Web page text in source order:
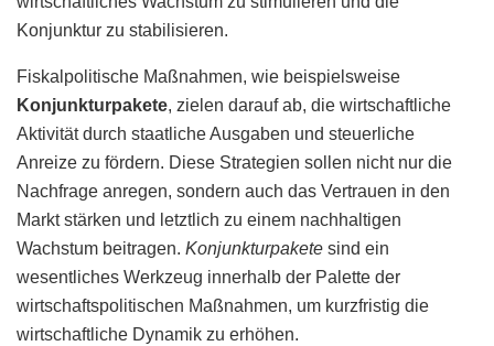
Konjunktur zu stabilisieren.
Fiskalpolitische Maßnahmen, wie beispielsweise
Konjunkturpakete, zielen darauf ab, die wirtschaftliche
Aktivität durch staatliche Ausgaben und steuerliche
Anreize zu fördern. Diese Strategien sollen nicht nur die
Nachfrage anregen, sondern auch das Vertrauen in den
Markt stärken und letztlich zu einem nachhaltigen
Wachstum beitragen. Konjunkturpakete sind ein
wesentliches Werkzeug innerhalb der Palette der
wirtschaftspolitischen Maßnahmen, um kurzfristig die
wirtschaftliche Dynamik zu erhöhen.